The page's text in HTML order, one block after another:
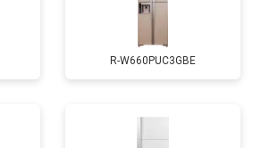
R-W660PUC3GBE